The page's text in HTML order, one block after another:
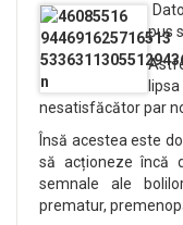
pus
nesatisfăcător par
Însă acestea este
să acționeze încă
semnale ale
prematur,